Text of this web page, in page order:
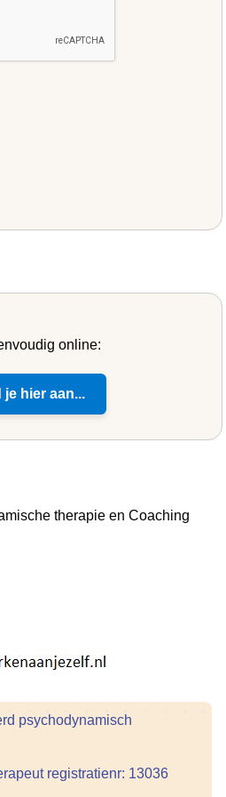
online:
je hier aan...
therapie en Coaching
psychodynamisch
registratienr: 13036